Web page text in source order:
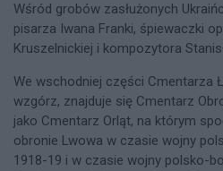
Wśród grobów zasłużonych
pisarza Iwana Franki, śpiewaczki
Kruszelnickiej i kompozytora
We wschodniej części Cmentarza
wzgórz, znajduje się Cmentarz
jako Cmentarz Orląt, na którym
obronie Lwowa w czasie wojny
1918-19 i w czasie wojny polsko-